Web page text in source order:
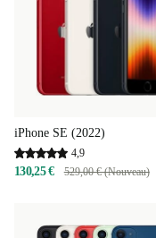
iPhone SE (2022)
4,9
130,25 € 529,00 € (Nouveau)